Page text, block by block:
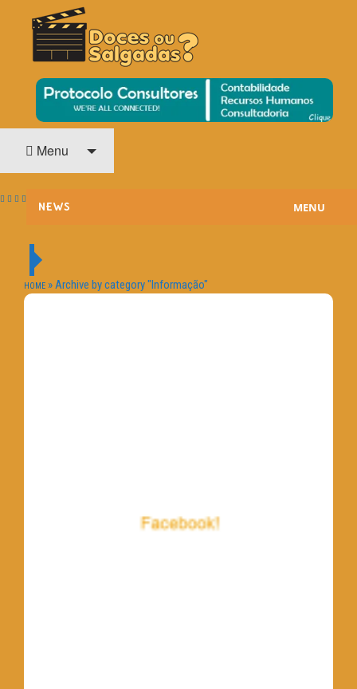
DOCES OU SALGADAS?
O Cinema? Uma Paixão!!
Menu
NEWS MENU
HOME »Archive by category "Informação"